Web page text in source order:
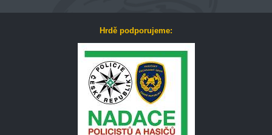
Hrdě podporujeme: